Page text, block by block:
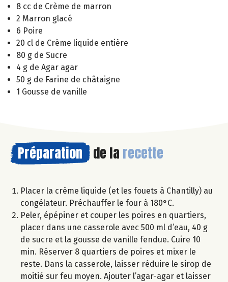
8 cc de Crème de marron
2 Marron glacé
6 Poire
20 cl de Crème liquide entière
80 g de Sucre
4 g de Agar agar
50 g de Farine de châtaigne
1 Gousse de vanille
Préparation de la recette
Placer la crème liquide (et les fouets à Chantilly) au
congélateur. Préchauffer le four à 180°C.
Peler, épépiner et couper les poires en quartiers,
placer dans une casserole avec 500 ml d’eau, 40 g
de sucre et la gousse de vanille fendue. Cuire 10
min. Réserver 8 quartiers de poires et mixer le
reste. Dans la casserole, laisser réduire le sirop de
moitié sur feu moyen. Ajouter l’agar-agar et laisser